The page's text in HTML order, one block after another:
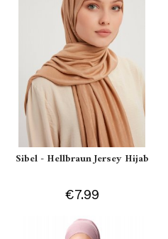
Sibel - Hellbraun Jersey Hijab
€7.99